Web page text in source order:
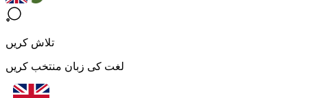
تلاش کریں
لغت کی زبان منتخب کریں